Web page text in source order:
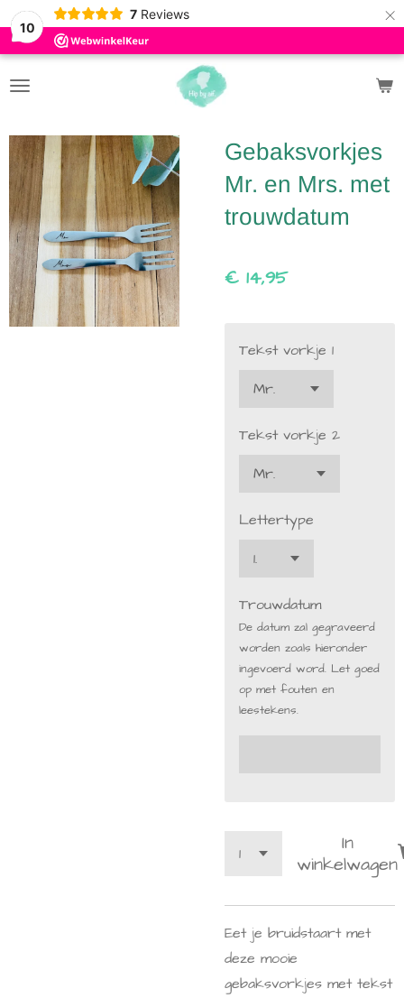
10
7 Reviews ×
Gebaksvorkjes
Mr. en Mrs. met
trouwdatum
€ 14,95
Tekst vorkje 1
Tekst vorkje 2
Lettertype
Trouwdatum
De datum zal gegraveerd
worden zoals hieronder
ingevoerd word. Let goed
op met fouten en
leestekens.
In
winkelwagen
Eet je bruidstaart met
deze mooie
gebaksvorkjes met tekst